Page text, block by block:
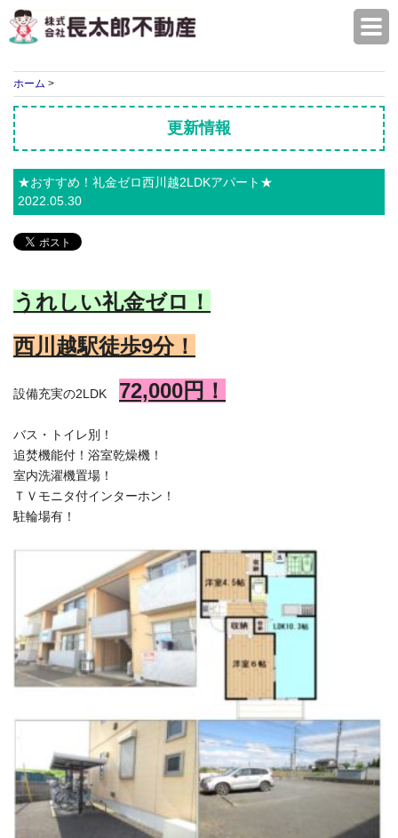
ホーム >
更新情報
★おすすめ！礼金ゼロ西川越2LDKアパート★
2022.05.30
うれしい礼金ゼロ！
西川越駅徒歩9分！
設備充実の2LDK 72,000円！
バス・トイレ別！
追焚機能付！浴室乾燥機！
室内洗濯機置場！
ＴＶモニタ付インターホン！
駐輪場有！